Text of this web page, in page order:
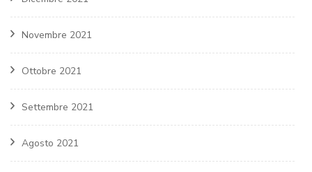
Novembre 2021
Ottobre 2021
Settembre 2021
Agosto 2021